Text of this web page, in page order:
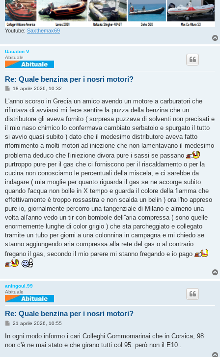
Youtube: Saxthemax69
Uauaton V
Abituale
Re: Quale benzina per i nosri motori?
M
s
a
g
i
o
18 aprile 2026, 10:32
L'anno scorso in Grecia un amico avendo un motore a carburatori che
rifiutava di avviarsi mi fece sentire la puzza della benzina che un
distributore gli aveva fornito ( sorpresa puzzava di solventi non precisati e
il mio naso chimico lo confermava cambiato serbatoio e spurgato il tutto
si avvio quasi subito ) dato che il medesimo distributore aveva fatto
rifornimento a molti motori ad iniezione che non lamentavano il medesimo
problema deduco che l'iniezione divora pure i sassi se passano
purtroppo pure per il gas che ci forniscono per il riscaldamento o per la
cucina non conosciamo le percentuali della miscela, e ci sarebbe da
indagare ( mia moglie per quanto riguarda il gas se ne accorge subito
quando l'acqua non bolle in X tempo e guarda il colore della fiamma che
effettivamente è troppo rossastra e non scalda un belin ) ora l'ho appreso
pure io, giornalmente percorro una tangenziale di Milano e almeno una
volta all'anno vedo un tir con bombole dell''aria compressa ( sono quelle
enormemente lunghe di color grigio ) che sta parcheggiato e collegato
tramite un tubo per giorni a una colonnina in campagna e mi chiedo se
stanno aggiungendo aria compressa alla rete del gas o al contrario
fregano il gas, secondo il mio parere mi stanno fregando e io pago
aningoul.99
Abituale
Re: Quale benzina per i nosri motori?
M
s
a
21 aprile 2026, 10:55
In ogni modo informo i cari Colleghi Gommomarinai che in Corsica, 98
non c'è ne mai stato e che girano tutti col 95: però non il E10 .